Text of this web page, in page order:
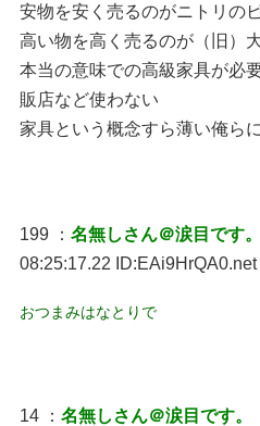
安物を安く売るのがニトリの
高い物を高く売るのが（旧）
本当の意味での高級家具が必
販店など使わない
家具という概念すら薄い俺ら
199 ： 名無しさん＠涙目です。
08:25:17.22 ID:EAi9HrQA0.net
おつまみはなとりで
14 ： 名無しさん＠涙目です。